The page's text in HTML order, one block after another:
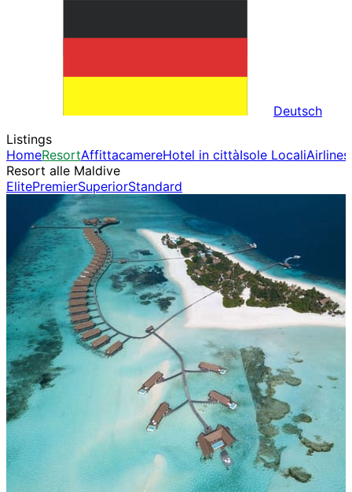
Deutsch
Listings
HomeResortAffittacamereHotel in cittàIsole LocaliAirlines
Resort alle Maldive
ElitePremierSuperiorStandard